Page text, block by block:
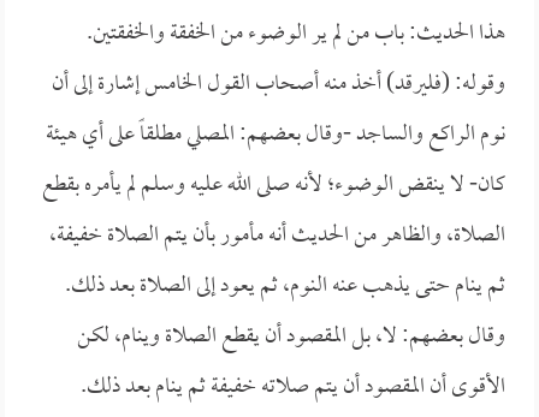
هذا الحديث: باب من لم ير الوضوء من الخفقة والخفقتين.
وقوله: (فليرقد) أخذ منه أصحاب القول الخامس إشارة إلى أن
نوم الراكع والساجد -وقال بعضهم: المصلي مطلقاً على أي هيئة
كان- لا ينقض الوضوء؛ لأنه صلى الله عليه وسلم لم يأمره بقطع
الصلاة، والظاهر من الحديث أنه مأمور بأن يتم الصلاة خفيفة،
ثم ينام حتى يذهب عنه النوم، ثم يعود إلى الصلاة بعد ذلك.
وقال بعضهم: لا، بل المقصود أن يقطع الصلاة وينام، لكن
الأقوى أن المقصود أن يتم صلاته خفيفة ثم ينام بعد ذلك.